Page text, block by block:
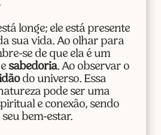
longe; ele está presente
sua vida. Ao olhar para
se de que ela é um
sabedoria. Ao observar o
do universo. Essa
pode ser uma
e conexão, sendo
bem-estar.